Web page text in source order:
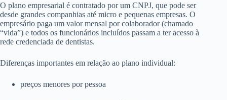
O plano empresarial é contratado por um CNPJ, que pode ser
desde grandes companhias até micro e pequenas empresas. O
empresário paga um valor mensal por colaborador (chamado
“vida”) e todos os funcionários incluídos passam a ter acesso à
rede credenciada de dentistas.
Diferenças importantes em relação ao plano individual:
preços menores por pessoa